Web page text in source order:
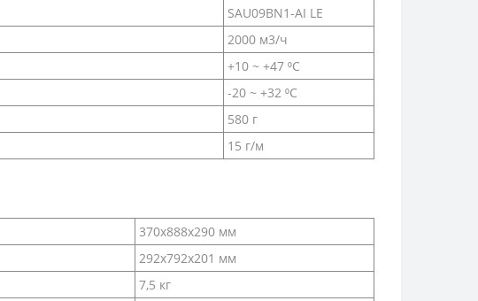
SAU09BN1-AI LE
2000 м3/ч
+10 ~ +47 ⁰С
-20 ~ +32 ⁰С
580 г
15 г/м
370x888x290 мм
292x792x201 мм
7,5 кг